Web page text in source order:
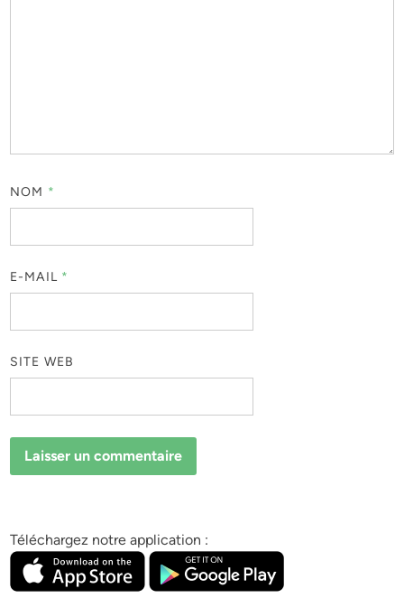
NOM *
E-MAIL *
SITE WEB
Téléchargez notre application :